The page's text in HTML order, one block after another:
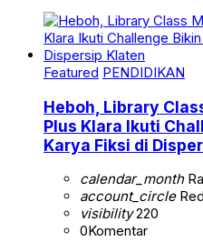
Featured PENDIDIKAN
Heboh, Library
Plus Klara Ikuti
Karya Fiksi di
calendar_month
account_circle
visibility220
0Komentar